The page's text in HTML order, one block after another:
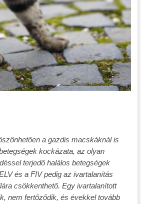
a gazdis macskáknál is
kockázata, az olyan
terjedő halálos betegségek
és a FIV pedig az ivartalanítás
csökkenthető. Egy ivartalanított
nem fertőződik, és évekkel tovább